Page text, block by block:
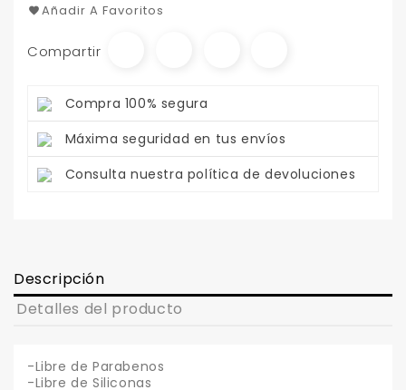
Añadir A Favoritos
Compartir
Compra 100% segura
Máxima seguridad en tus envíos
Consulta nuestra política de devoluciones
Descripción
Detalles del producto
-Libre de Parabenos
-Libre de Siliconas